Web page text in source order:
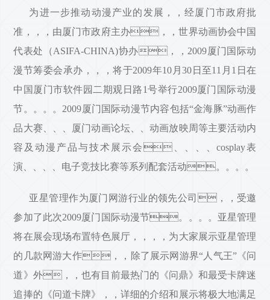
为进一步推动动漫产业的发展，，经厦门市政府批
准，，，由厦门市政府主办，，世界动画协会中国
代表处（ASIFA-CHINA)协办，，2009厦门国际动
漫节筹委会承办，，，将于2009年10月30日至11月1日在
中国厦门市软件园二期观日路1号举行2009厦门国际动漫
节。。。。2009厦门国际动漫节内容包括“金海豚”动画作
品大赛、、、厦门动画论坛、、动画放映周等主要活动内
容及动漫产品与技术展示会、、、、cosplay表
演、、、、电子竞技比赛等系列配套活动。。。。
亚星管理作为厦门网游行业的领先公司，，受邀
参加了此次2009厦门国际动漫节。。。。亚星管理
将在展会现场布置特色展厅，，，，为大家展示亚星管理
的几款网游大作，，除了展示网游界“人气王”《问
道》外，，也有目前最热门的《问鼎》和最受卡牌迷
追捧的《问道卡牌》，，详细的介绍和展示将极大地满足